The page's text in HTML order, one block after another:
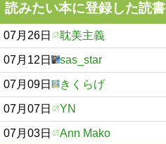
読みたい本に登録した読
07月26日 耽美主義
07月12日 sas_star
07月09日 きくらげ
07月07日 YN
07月03日 Ann Mako